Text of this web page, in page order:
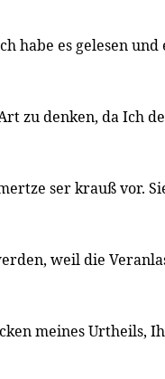
habe es gelesen
zu denken, da Ich
ser krauß vor.
weil die
meines Urtheils,